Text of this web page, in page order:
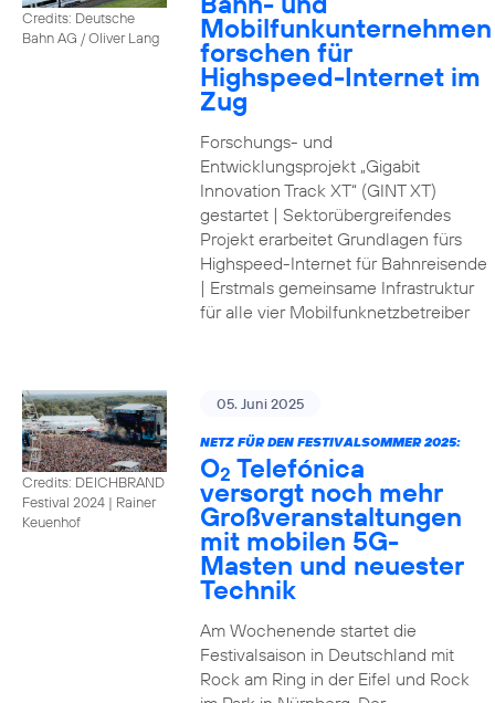
Credits: Deutsche
Bahn AG / Oliver Lang
Mobilfunkunternehmen
forschen für
Highspeed-Internet im
Zug
Forschungs- und
Entwicklungsprojekt „Gigabit
Innovation Track XT“ (GINT XT)
gestartet | Sektorübergreifendes
Projekt erarbeitet Grundlagen fürs
Highspeed-Internet für Bahnreisende
| Erstmals gemeinsame Infrastruktur
für alle vier Mobilfunknetzbetreiber
Credits: DEICHBRAND
Festival 2024 | Rainer
Keuenhof
05. Juni 2025
NETZ FÜR DEN FESTIVALSOMMER 2025:
O2 Telefónica
versorgt noch mehr
Großveranstaltungen
mit mobilen 5G-
Masten und neuester
Technik
Am Wochenende startet die
Festivalsaison in Deutschland mit
Rock am Ring in der Eifel und Rock